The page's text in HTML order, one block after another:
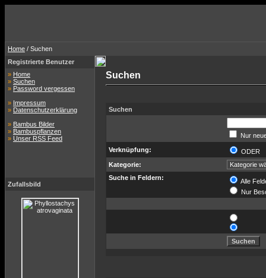
Home / Suchen
Registrierte Benutzer
» Home
» Suchen
» Password vergessen
» Impressum
» Datenschutzerklärung
» Bambus Bilder
» Bambuspflanzen
» Unser RSS Feed
Zufallsbild
Suchen
Suchen
Nur
Verknüpfung:
ODER
Kategorie:
Suche in Feldern:
Alle
Nur